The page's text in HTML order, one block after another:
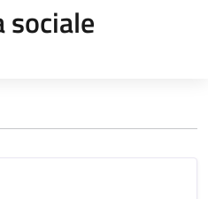
sociale